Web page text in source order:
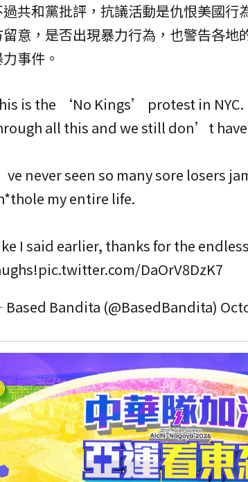
共和黨批評，抗議活動是仇恨美國行
意，是否出現暴力行為，也警告各地
事件。
is the ‘No Kings’ protest in NYC.
all this and we still don’t have
never seen so many sore losers
my entire life.
I said earlier, thanks for the
pic.twitter.com/DaOrV8DzK7
Bandita (@BasedBandita)